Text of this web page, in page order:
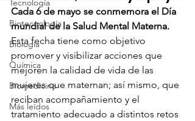
Tecnología
Biotecnología
Biología
Química
Biomedicina
Más leídos
Cada 6 de mayo se conmemora el Día
mundial de la Salud Mental Materna.
Esta fecha tiene como objetivo
promover y visibilizar acciones que
mejoren la calidad de vida de las
mujeres que maternan; así mismo, que
reciban acompañamiento y el
tratamiento adecuado a distintos retos